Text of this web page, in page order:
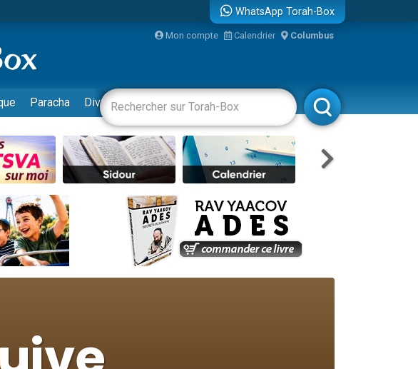
appartement insalubre
Yohan
WhatsApp Torah-Box
Mon compte Calendrier Columbus
Paracha Divertissements Livres Rabbanim